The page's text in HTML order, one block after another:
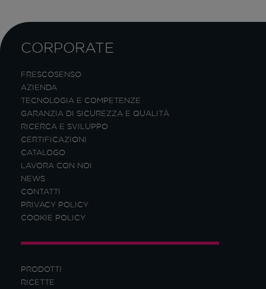
PRODOTTI
RICETTE
CORPORATE
FRESCOSENSO
AZIENDA
TECNOLOGIA E COMPETENZE
GARANZIA DI SICUREZZA E QUALITÀ
RICERCA E SVILUPPO
CERTIFICAZIONI
CATALOGO
LAVORA CON NOI
NEWS
CONTATTI
PRIVACY POLICY
COOKIE POLICY